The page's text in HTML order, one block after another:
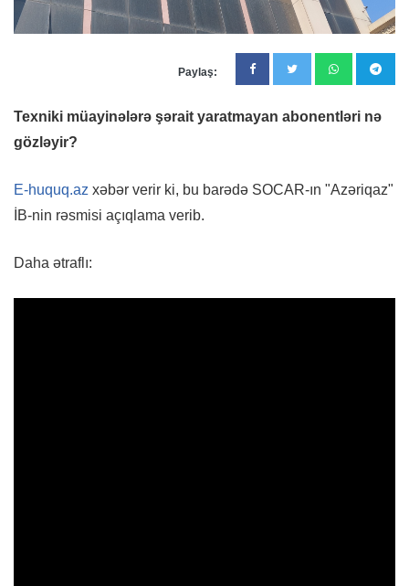
Paylaş:
Texniki müayinələrə şərait yaratmayan abonentləri nə
gözləyir?
E-huquq.az xəbər verir ki, bu barədə SOCAR-ın "Azəriqaz"
İB-nin rəsmisi açıqlama verib.
Daha ətraflı: